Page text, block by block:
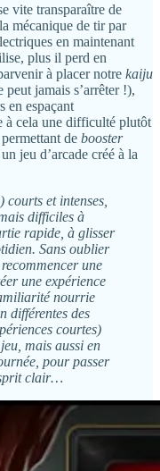
vite transparaître de
mécanique de tir par
en maintenant
plus il perd en
à placer notre kaiju
jamais s’arrêter !),
en espaçant
à cela une difficulté plutôt
de booster
jeu d’arcade créé à la
courts et intenses,
difficiles à
rapide, à glisser
Sans oublier
une
une expérience
nourrie
différentes des
courtes)
mais aussi en
pour passer
clair…